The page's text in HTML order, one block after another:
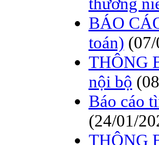
BÁO
toán)
THÔNG
nội bộ
Báo cáo
(24/01/
THÔNG